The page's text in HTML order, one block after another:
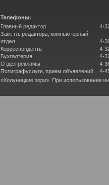
Телефоны:
Главный редактор
Зам. гл. редактора, компьютерный
отдел
Корреспонденты
Бухгалтерия
Отдел рекламы
Полиграфуслуги, прием объявлений
4-
4-
4-
4-
4-
4-
«Холуницкие зори». При использовании